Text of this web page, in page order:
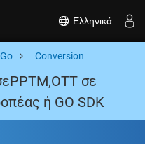
Ελληνικά
Go Conversion
σε
ή GO SDK